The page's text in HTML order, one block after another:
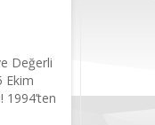
Değerli
Ekim